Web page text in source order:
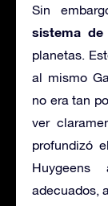
Sin
sistema de
planetas.
al mismo
no era tan
ver
profundizó
adecuados,